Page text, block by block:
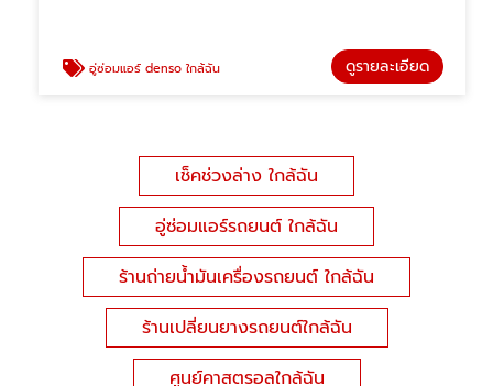
อู่ซ่อมแอร์ denso ใกล้ฉัน ดูรายละเอียด
เช็คช่วงล่าง ใกล้ฉัน
อู่ซ่อมแอร์รถยนต์ ใกล้ฉัน
ร้านถ่ายน้ำมันเครื่องรถยนต์ ใกล้ฉัน
ร้านเปลี่ยนยางรถยนต์ใกล้ฉัน
ศูนย์คาสตรอลใกล้ฉัน